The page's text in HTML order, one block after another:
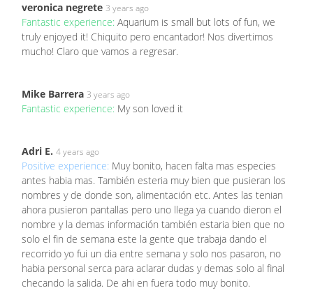
veronica negrete 3 years ago
Fantastic experience: Aquarium is small but lots of fun, we
truly enjoyed it! Chiquito pero encantador! Nos divertimos
mucho! Claro que vamos a regresar.
Mike Barrera 3 years ago
Fantastic experience: My son loved it
Adri E. 4 years ago
Positive experience: Muy bonito, hacen falta mas especies
antes habia mas. También esteria muy bien que pusieran los
nombres y de donde son, alimentación etc. Antes las tenian
ahora pusieron pantallas pero uno llega ya cuando dieron el
nombre y la demas información también estaria bien que no
solo el fin de semana este la gente que trabaja dando el
recorrido yo fui un dia entre semana y solo nos pasaron, no
habia personal serca para aclarar dudas y demas solo al final
checando la salida. De ahi en fuera todo muy bonito.